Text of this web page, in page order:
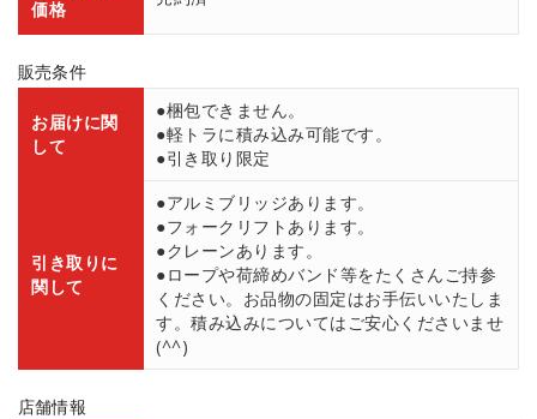
価格
販売条件
お届けに関
して
●梱包できません。
●軽トラに積み込み可能です。
●引き取り限定
引き取りに
関して
●アルミブリッジあります。
●フォークリフトあります。
●クレーンあります。
●ロープや荷締めバンド等をたくさんご持参
ください。お品物の固定はお手伝いいたしま
す。積み込みについてはご安心くださいませ
(^^)
店舗情報